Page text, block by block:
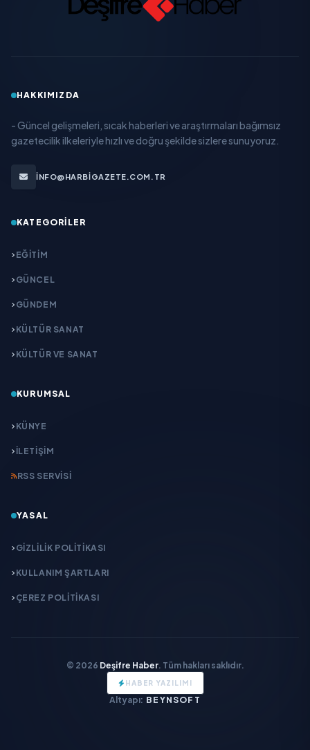
HAKKIMIZDA
- Güncel gelişmeleri, sıcak haberleri ve araştırmaları bağımsız
gazetecilik ilkeleriyle hızlı ve doğru şekilde sizlere sunuyoruz.
INFO@HARBIGAZETE.COM.TR
KATEGORILER
EĞITIM
GÜNCEL
GÜNDEM
KÜLTÜR SANAT
KÜLTÜR VE SANAT
KURUMSAL
KÜNYE
İLETIŞIM
RSS SERVISI
YASAL
GIZLILIK POLITIKASI
KULLANIM ŞARTLARI
ÇEREZ POLITIKASI
© 2026 Deşifre Haber. Tüm hakları saklıdır.
HABER YAZILIMI
Altyapı: BEYNSOFT